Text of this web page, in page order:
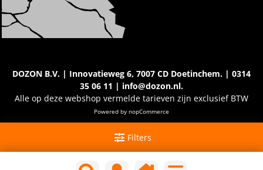
Filters
DOZON B.V. | Innovatieweg 6, 7007 CD Doetinchem. | 0314
35 06 11 | info@dozon.nl.
Alle op deze webshop vermelde tarieven zijn exclusief BTW
Powered by nopCommerce